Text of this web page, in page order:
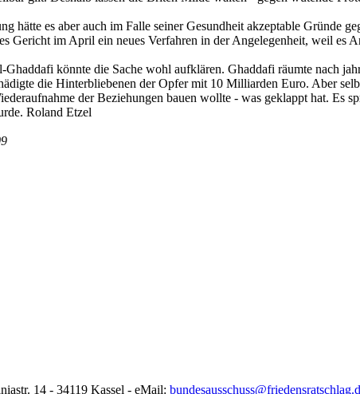
hätte es aber auch im Falle seiner Gesundheit akzeptable Gründe
Gericht im April ein neues Verfahren in der Angelegenheit, weil es
könnte die Sache wohl aufklären. Ghaddafi räumte nach
die Hinterbliebenen der Opfer mit 10 Milliarden Euro. Aber
der Beziehungen bauen wollte - was geklappt hat. Es
Roland Etzel
14 - 34119 Kassel - eMail: